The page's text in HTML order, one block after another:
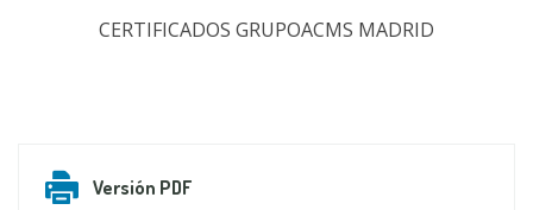
CERTIFICADOS GRUPOACMS MADRID
Versión PDF